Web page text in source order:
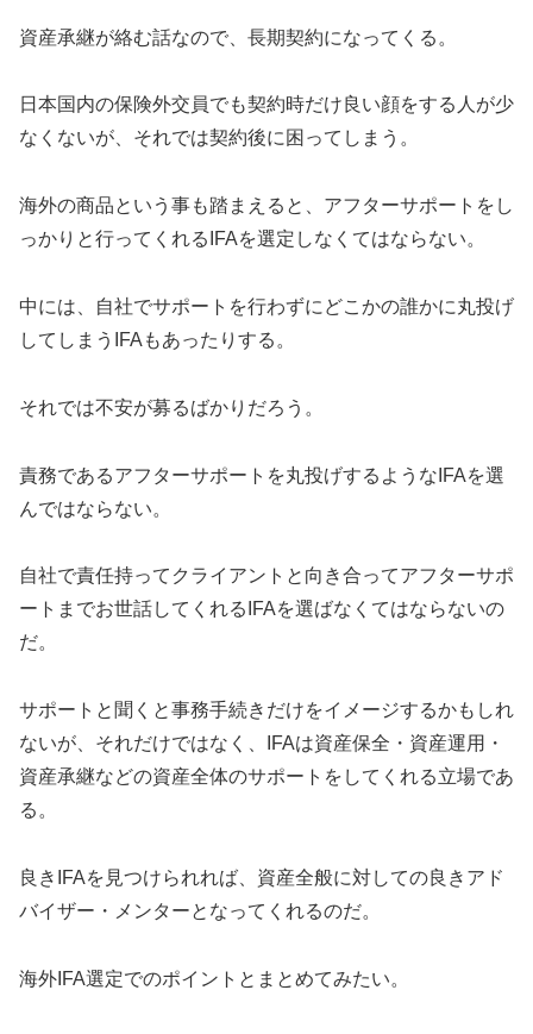
資産承継が絡む話なので、長期契約になってくる。
日本国内の保険外交員でも契約時だけ良い顔をする人が少
なくないが、それでは契約後に困ってしまう。
海外の商品という事も踏まえると、アフターサポートをし
っかりと行ってくれるIFAを選定しなくてはならない。
中には、自社でサポートを行わずにどこかの誰かに丸投げ
してしまうIFAもあったりする。
それでは不安が募るばかりだろう。
責務であるアフターサポートを丸投げするようなIFAを選
んではならない。
自社で責任持ってクライアントと向き合ってアフターサポ
ートまでお世話してくれるIFAを選ばなくてはならないの
だ。
サポートと聞くと事務手続きだけをイメージするかもしれ
ないが、それだけではなく、IFAは資産保全・資産運用・
資産承継などの資産全体のサポートをしてくれる立場であ
る。
良きIFAを見つけられれば、資産全般に対しての良きアド
バイザー・メンターとなってくれるのだ。
海外IFA選定でのポイントとまとめてみたい。